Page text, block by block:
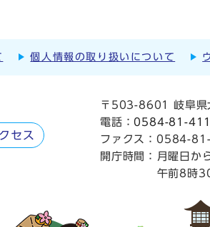
個人情報の取り扱いについて
セス
〒503-8601 岐阜県
電話：0584-81-
ファクス：0584-
開庁時間： 月曜日か
午前8時